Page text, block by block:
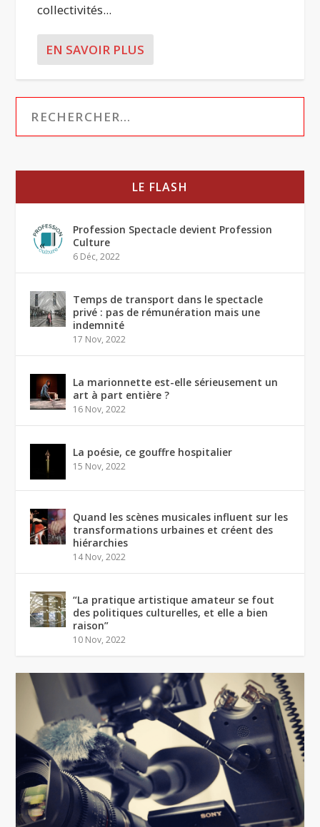
collectivités...
EN SAVOIR PLUS
LE FLASH
Profession Spectacle devient Profession
Culture
6 Déc, 2022
Temps de transport dans le spectacle
privé : pas de rémunération mais une
indemnité
17 Nov, 2022
La marionnette est-elle sérieusement un
art à part entière ?
16 Nov, 2022
La poésie, ce gouffre hospitalier
15 Nov, 2022
Quand les scènes musicales influent sur les
transformations urbaines et créent des
hiérarchies
14 Nov, 2022
“La pratique artistique amateur se fout
des politiques culturelles, et elle a bien
raison”
10 Nov, 2022